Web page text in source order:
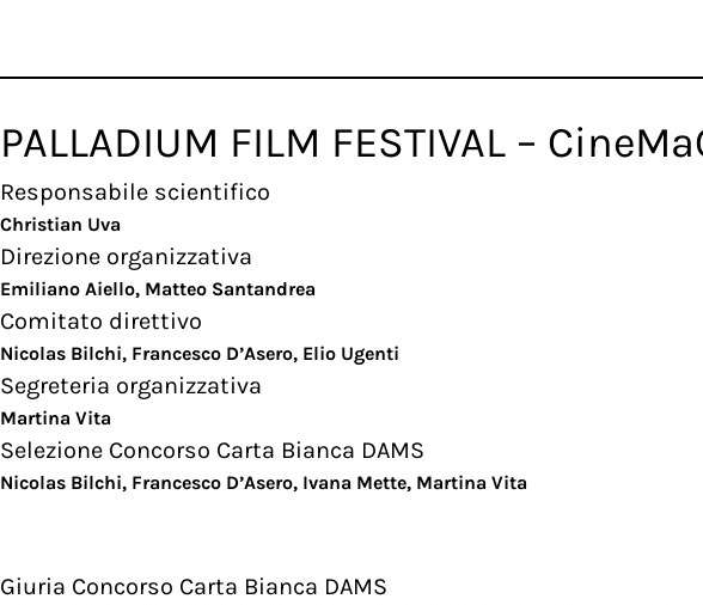
PALLADIUM FILM FESTIVAL –
Responsabile scientifico
Christian Uva
Direzione organizzativa
Emiliano Aiello, Matteo Santandrea
Comitato direttivo
Nicolas Bilchi, Francesco D’Asero, Elio Ugenti
Segreteria organizzativa
Martina Vita
Selezione Concorso Carta Bianca DAMS
Nicolas Bilchi, Francesco D’Asero, Ivana Mette, Martina Vita
Giuria Concorso Carta Bianca DAMS